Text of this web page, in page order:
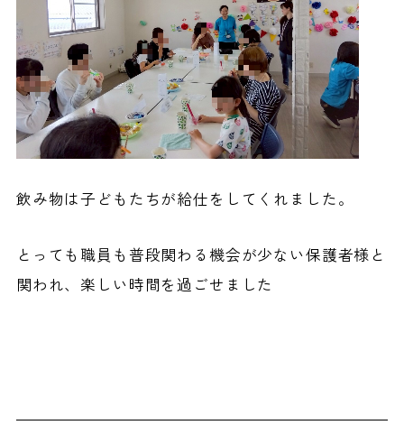
飲み物は子どもたちが給仕をしてくれました。
とっても職員も普段関わる機会が少ない保護者様と
関われ、楽しい時間を過ごせました